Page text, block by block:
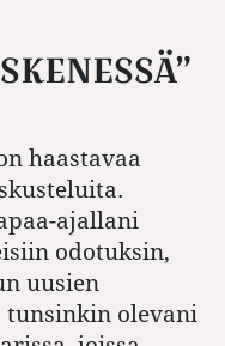
haastavaa
ajallani
odotuksin,
uusien
tunsinkin olevani